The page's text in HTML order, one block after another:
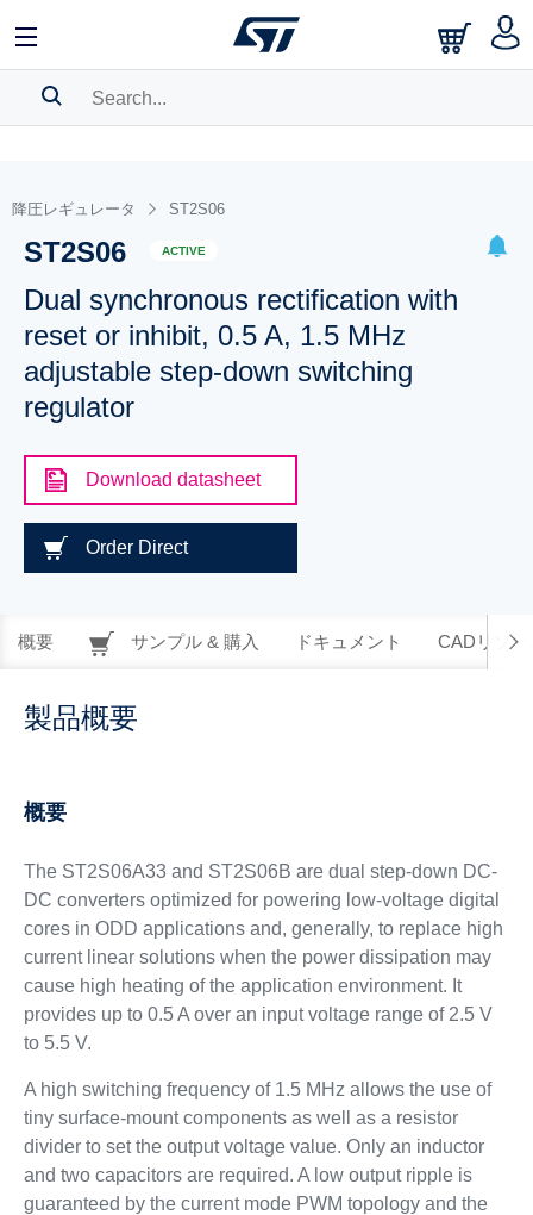
BOOKMARK
Pleaselog in to show your saved searches.
降圧レギュレータ ST2S06
ST2S06 ACTIVE
Dual synchronous rectification with
reset or inhibit, 0.5 A, 1.5 MHz
adjustable step-down switching
regulator
Download datasheet
Order Direct
概要 サンプル & 購入 ドキュメント CADリソー
製品概要
概要
The ST2S06A33 and ST2S06B are dual step-down DC-
DC converters optimized for powering low-voltage digital
cores in ODD applications and, generally, to replace high
current linear solutions when the power dissipation may
cause high heating of the application environment. It
provides up to 0.5 A over an input voltage range of 2.5 V
to 5.5 V.
A high switching frequency of 1.5 MHz allows the use of
tiny surface-mount components as well as a resistor
divider to set the output voltage value. Only an inductor
and two capacitors are required. A low output ripple is
guaranteed by the current mode PWM topology and the